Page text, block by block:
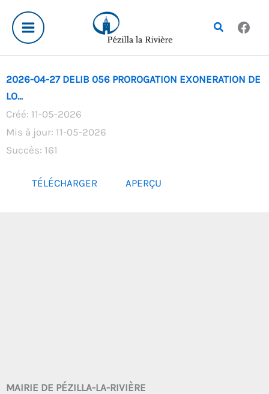
contenu
Rechercher
2026-04-27 DELIB 056 PROROGATION EXONERATION DE
LO...
Créé: 11-05-2026
Mis à jour: 11-05-2026
Succès: 161
TÉLÉCHARGER APERÇU
MAIRIE DE PÉZILLA-LA-RIVIÈRE